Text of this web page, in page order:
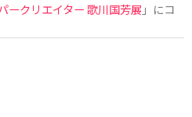
ークリエイター 歌川国芳展 」にコ